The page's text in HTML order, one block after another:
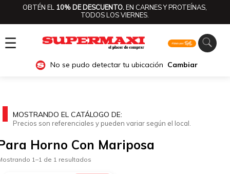
OBTÉN EL 10% DE DESCUENTO.EN CARNES Y PROTEÍNAS,
TODOS LOS VIERNES.
☰
No se pudo detectar tu ubicación Cambiar
MOSTRANDO EL CATÁLOGO DE:
Precios son referenciales y pueden variar según el local.
Horno Con Mariposa
1–1 de 1 resultados